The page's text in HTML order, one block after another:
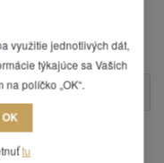
stroje
FROMM,
ROBOPAC.
využitie jednotlivých dát,
týkajúce sa Vašich
políčko „OK“.
OK
tu